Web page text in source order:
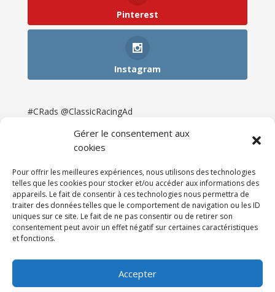
Gérer le consentement aux
cookies
Pour offrir les meilleures expériences, nous utilisons des technologies
telles que les cookies pour stocker et/ou accéder aux informations des
appareils. Le fait de consentir à ces technologies nous permettra de
traiter des données telles que le comportement de navigation ou les ID
uniques sur ce site. Le fait de ne pas consentir ou de retirer son
consentement peut avoir un effet négatif sur certaines caractéristiques
et fonctions.
Accepter
Pinterest
Instagram
#CRads @ClassicRacingAd
Newsletter & Presse
Partenaires
Tarifs
Espace Client